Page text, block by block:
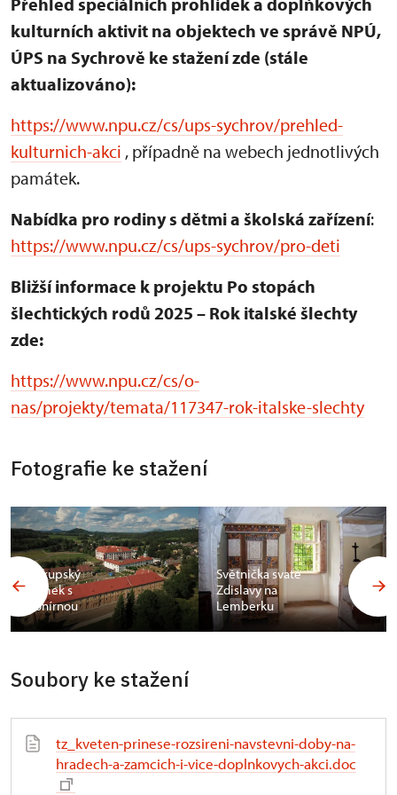
kulturních aktivit na objektech ve správě NPÚ,
ÚPS na Sychrově ke stažení zde (stále
aktualizováno):
https://www.npu.cz/cs/ups-sychrov/prehled-
kulturnich-akci , případně na webech jednotlivých
památek.
Nabídka pro rodiny s dětmi a školská zařízení:
https://www.npu.cz/cs/ups-sychrov/pro-deti
Bližší informace k projektu Po stopách
šlechtických rodů 2025 – Rok italské šlechty
zde:
https://www.npu.cz/cs/o-
nas/projekty/temata/117347-rok-italske-slechty
Fotografie ke stažení
Zákupský
zámek s
konírnou
Světnička svaté
Zdislavy na
Lemberku
Soubory ke stažení
tz_kveten-prinese-rozsireni-navstevni-doby-na-
hradech-a-zamcich-i-vice-doplnkovych-akci.doc